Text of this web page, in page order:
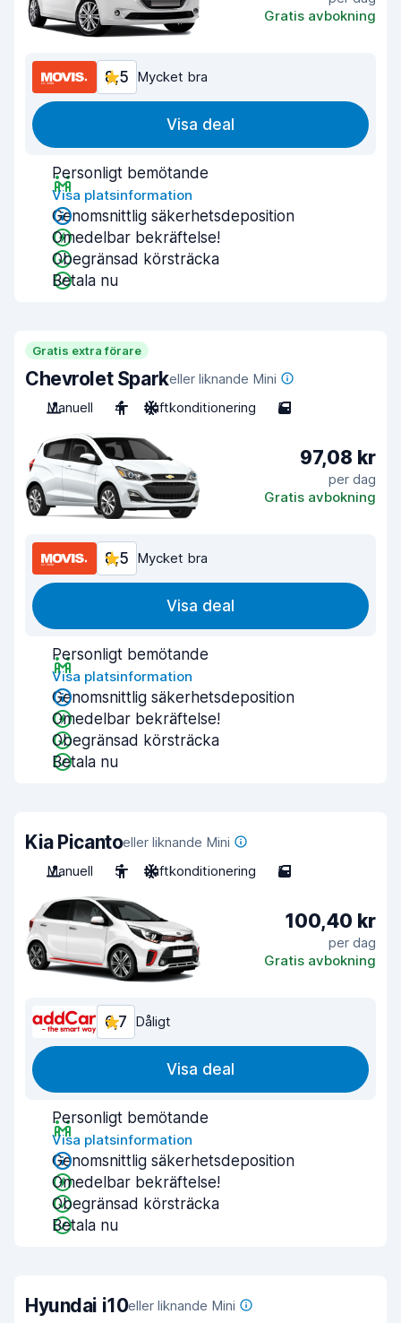
Gratis avbokning
8,5 Mycket bra
Visa deal
Personligt bemötande
Visa platsinformation
Genomsnittlig säkerhetsdeposition
Omedelbar bekräftelse!
Obegränsad körsträcka
Betala nu
Gratis extra förare
Chevrolet Sparkeller liknande Mini
Manuell
4 Luftkonditionering 5
97,08 kr
per dag
Gratis avbokning
8,5 Mycket bra
Visa deal
Personligt bemötande
Visa platsinformation
Genomsnittlig säkerhetsdeposition
Omedelbar bekräftelse!
Obegränsad körsträcka
Betala nu
Kia Picantoeller liknande Mini
Manuell
5 Luftkonditionering 5
100,40 kr
per dag
Gratis avbokning
6,7 Dåligt
Visa deal
Personligt bemötande
Visa platsinformation
Genomsnittlig säkerhetsdeposition
Omedelbar bekräftelse!
Obegränsad körsträcka
Betala nu
Hyundai i10eller liknande Mini